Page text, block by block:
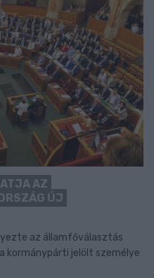
AZ
ÚJ
az államfőválasztás
kormánypárti jelölt személye